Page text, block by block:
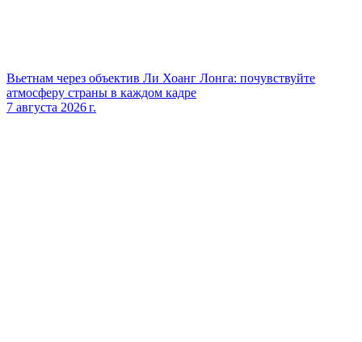
Вьетнам через объектив Ли Хоанг Лонга: почувствуйте
атмосферу страны в каждом кадре
7 августа 2026 г.